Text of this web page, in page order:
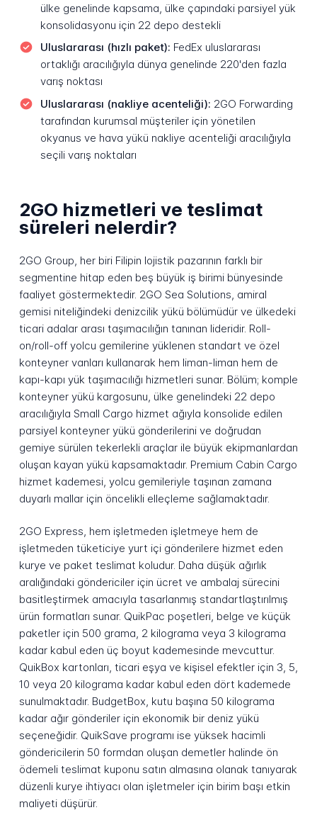
ülke genelinde kapsama, ülke çapındaki parsiyel yük
konsolidasyonu için 22 depo destekli
Uluslararası (hızlı paket): FedEx uluslararası
ortaklığı aracılığıyla dünya genelinde 220'den fazla
varış noktası
Uluslararası (nakliye acenteliği): 2GO Forwarding
tarafından kurumsal müşteriler için yönetilen
okyanus ve hava yükü nakliye acenteliği aracılığıyla
seçili varış noktaları
2GO hizmetleri ve teslimat
süreleri nelerdir?
2GO Group, her biri Filipin lojistik pazarının farklı bir
segmentine hitap eden beş büyük iş birimi bünyesinde
faaliyet göstermektedir. 2GO Sea Solutions, amiral
gemisi niteliğindeki denizcilik yükü bölümüdür ve ülkedeki
ticari adalar arası taşımacılığın tanınan lideridir. Roll-
on/roll-off yolcu gemilerine yüklenen standart ve özel
konteyner vanları kullanarak hem liman-liman hem de
kapı-kapı yük taşımacılığı hizmetleri sunar. Bölüm; komple
konteyner yükü kargosunu, ülke genelindeki 22 depo
aracılığıyla Small Cargo hizmet ağıyla konsolide edilen
parsiyel konteyner yükü gönderilerini ve doğrudan
gemiye sürülen tekerlekli araçlar ile büyük ekipmanlardan
oluşan kayan yükü kapsamaktadır. Premium Cabin Cargo
hizmet kademesi, yolcu gemileriyle taşınan zamana
duyarlı mallar için öncelikli elleçleme sağlamaktadır.
2GO Express, hem işletmeden işletmeye hem de
işletmeden tüketiciye yurt içi gönderilere hizmet eden
kurye ve paket teslimat koludur. Daha düşük ağırlık
aralığındaki göndericiler için ücret ve ambalaj sürecini
basitleştirmek amacıyla tasarlanmış standartlaştırılmış
ürün formatları sunar. QuikPac poşetleri, belge ve küçük
paketler için 500 grama, 2 kilograma veya 3 kilograma
kadar kabul eden üç boyut kademesinde mevcuttur.
QuikBox kartonları, ticari eşya ve kişisel efektler için 3, 5,
10 veya 20 kilograma kadar kabul eden dört kademede
sunulmaktadır. BudgetBox, kutu başına 50 kilograma
kadar ağır gönderiler için ekonomik bir deniz yükü
seçeneğidir. QuikSave programı ise yüksek hacimli
göndericilerin 50 formdan oluşan demetler halinde ön
ödemeli teslimat kuponu satın almasına olanak tanıyarak
düzenli kurye ihtiyacı olan işletmeler için birim başı etkin
maliyeti düşürür.